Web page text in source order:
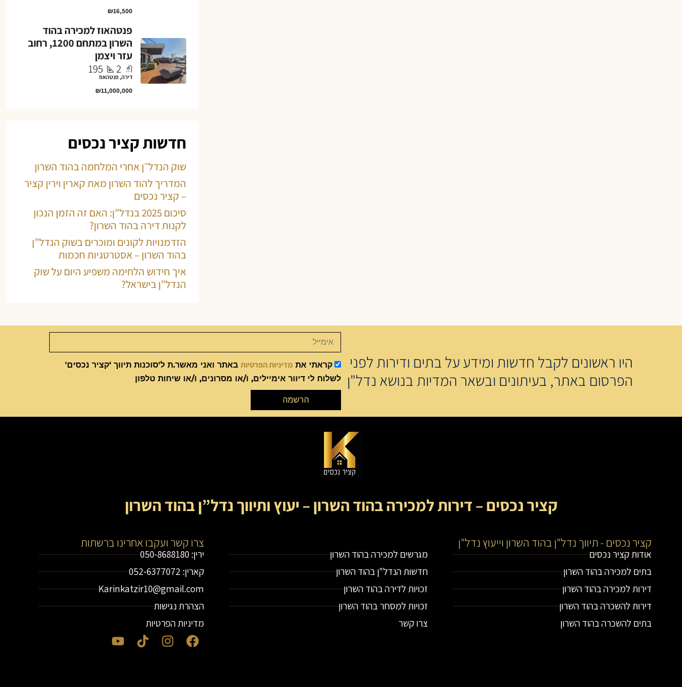
₪16,500
פנטהאוז למכירה בהוד
השרון במתחם 1200, רחוב
עזר ויצמן
2
195
דירה, פנטהאוז
₪11,000,000
חדשות קציר נכסים
שוק הנדל״ן אחרי המלחמה בהוד השרון
המדריך להוד השרון מאת קארין וירין קציר
– קציר נכסים
סיכום 2025 בנדל”ן: האם זה הזמן הנכון
לקנות דירה בהוד השרון?
הזדמנויות לקונים ומוכרים בשוק הנדל”ן
בהוד השרון – אסטרטגיות חכמות
איך חידוש הלחימה משפיע היום על שוק
הנדל”ן בישראל?
היו ראשונים לקבל חדשות ומידע על בתים ודירות לפני
הפרסום באתר, בעיתונים ובשאר המדיות בנושא נדל"ן
קראתי את מדיניות הפרטיות באתר ואני מאשר.ת ל'סוכנות תיווך ‘קציר נכסים'
לשלוח לי דיוור אימיילים, ו/או מסרונים, ו/או שיחות טלפון
הרשמה
קציר נכסים – דירות למכירה בהוד השרון – יעוץ ותיווך נדל”ן בהוד השרון
קציר נכסים - תיווך נדל"ן בהוד השרון וייעוץ נדל"ן
אודות קציר נכסים
בתים למכירה בהוד השרון
דירות למכירה בהוד השרון
דירות להשכרה בהוד השרון
בתים להשכרה בהוד השרון
מגרשים למכירה בהוד השרון
חדשות הנדל"ן בהוד השרון
זכויות לדירה בהוד השרון
זכויות למסחר בהוד השרון
צרו קשר
צרו קשר ועקבו אחרינו ברשתות
ירין: 050-8688180
קארין: 052-6377072
Karinkatzir10@gmail.com
הצהרת נגישות
מדיניות הפרטיות